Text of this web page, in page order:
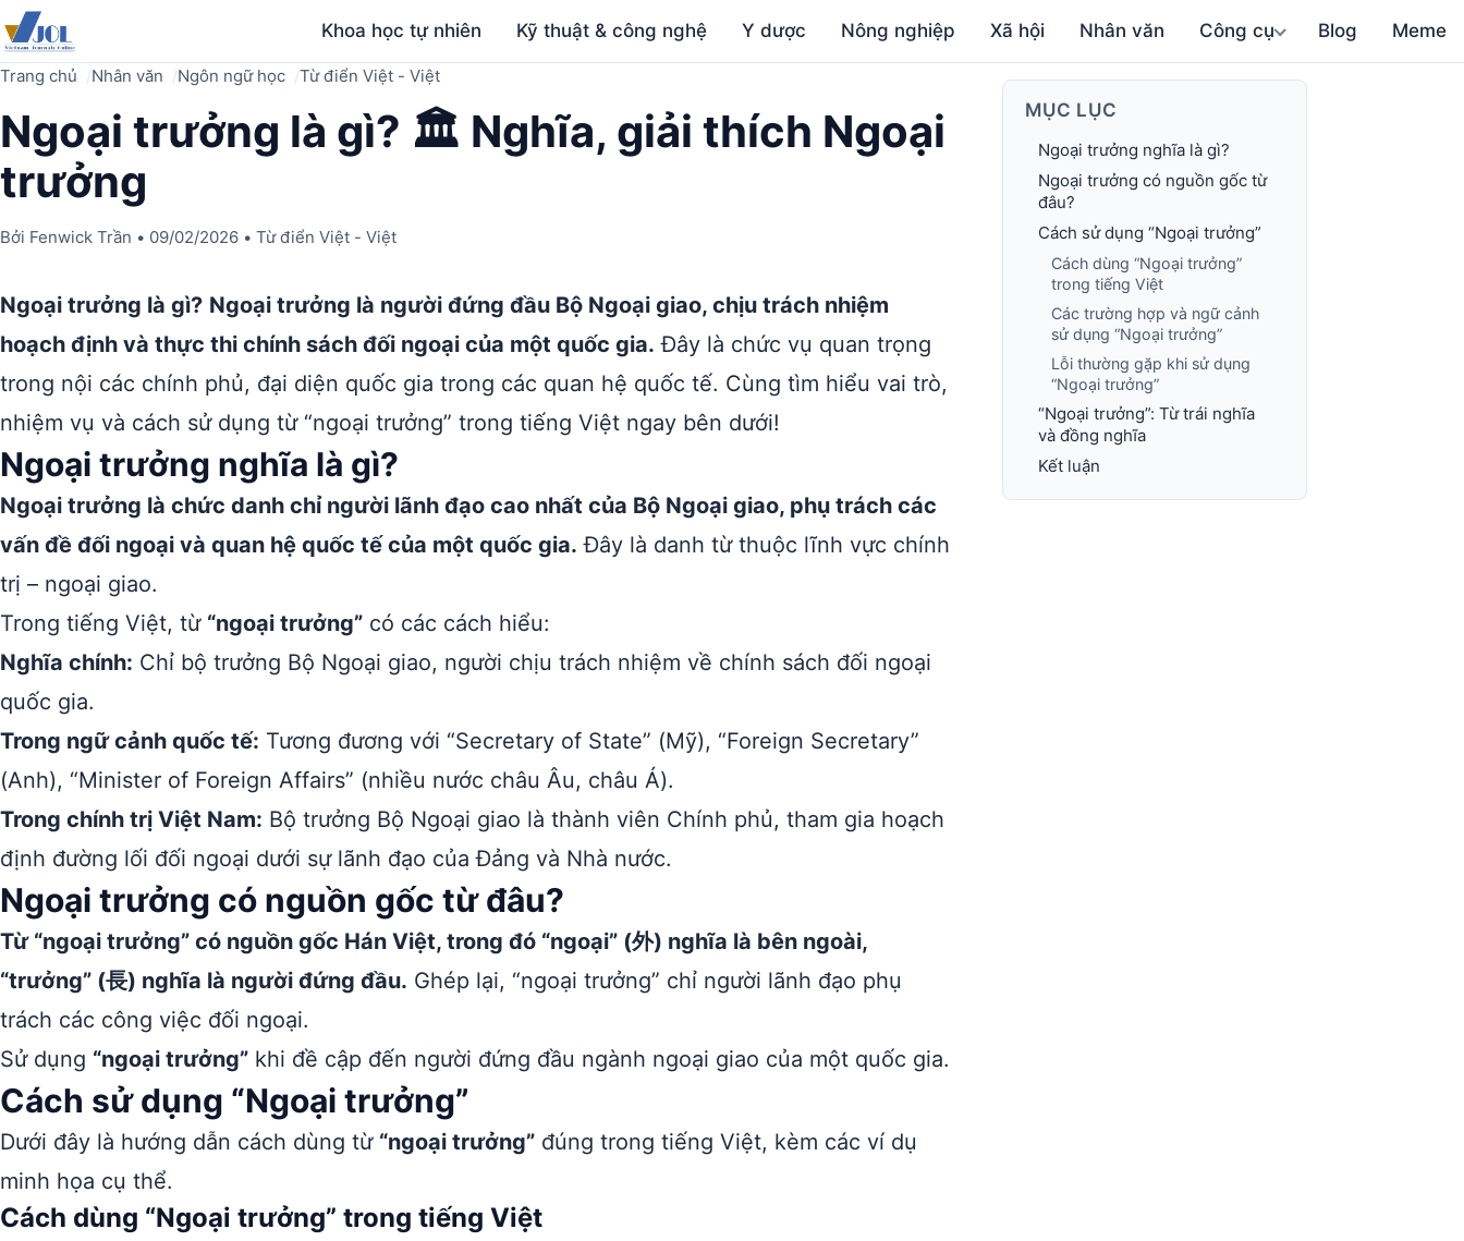
Khoa học tự nhiên Kỹ thuật & công nghệ Y dược Nông nghiệp Xã hội Nhân văn Công cụ Blog Meme
Trang chủ Nhân văn Ngôn ngữ học Từ điển Việt - Việt
Ngoại trưởng là gì? 🏛️ Nghĩa, giải thích Ngoại
trưởng
Bởi Fenwick Trần • 09/02/2026 • Từ điển Việt - Việt
Ngoại trưởng là gì? Ngoại trưởng là người đứng đầu Bộ Ngoại giao, chịu trách nhiệm
hoạch định và thực thi chính sách đối ngoại của một quốc gia. Đây là chức vụ quan trọng
trong nội các chính phủ, đại diện quốc gia trong các quan hệ quốc tế. Cùng tìm hiểu vai trò,
nhiệm vụ và cách sử dụng từ “ngoại trưởng” trong tiếng Việt ngay bên dưới!
Ngoại trưởng nghĩa là gì?
Ngoại trưởng là chức danh chỉ người lãnh đạo cao nhất của Bộ Ngoại giao, phụ trách các
vấn đề đối ngoại và quan hệ quốc tế của một quốc gia. Đây là danh từ thuộc lĩnh vực chính
trị – ngoại giao.
Trong tiếng Việt, từ “ngoại trưởng” có các cách hiểu:
Nghĩa chính: Chỉ bộ trưởng Bộ Ngoại giao, người chịu trách nhiệm về chính sách đối ngoại
quốc gia.
Trong ngữ cảnh quốc tế: Tương đương với “Secretary of State” (Mỹ), “Foreign Secretary”
(Anh), “Minister of Foreign Affairs” (nhiều nước châu Âu, châu Á).
Trong chính trị Việt Nam: Bộ trưởng Bộ Ngoại giao là thành viên Chính phủ, tham gia hoạch
định đường lối đối ngoại dưới sự lãnh đạo của Đảng và Nhà nước.
Ngoại trưởng có nguồn gốc từ đâu?
Từ “ngoại trưởng” có nguồn gốc Hán Việt, trong đó “ngoại” (外) nghĩa là bên ngoài,
“trưởng” (長) nghĩa là người đứng đầu. Ghép lại, “ngoại trưởng” chỉ người lãnh đạo phụ
trách các công việc đối ngoại.
Sử dụng “ngoại trưởng” khi đề cập đến người đứng đầu ngành ngoại giao của một quốc gia.
Cách sử dụng “Ngoại trưởng”
Dưới đây là hướng dẫn cách dùng từ “ngoại trưởng” đúng trong tiếng Việt, kèm các ví dụ
minh họa cụ thể.
Cách dùng “Ngoại trưởng” trong tiếng Việt
MỤC LỤC
Ngoại trưởng nghĩa là gì?
Ngoại trưởng có nguồn gốc từ
đâu?
Cách sử dụng “Ngoại trưởng”
Cách dùng “Ngoại trưởng”
trong tiếng Việt
Các trường hợp và ngữ cảnh
sử dụng “Ngoại trưởng”
Lỗi thường gặp khi sử dụng
“Ngoại trưởng”
“Ngoại trưởng”: Từ trái nghĩa
và đồng nghĩa
Kết luận